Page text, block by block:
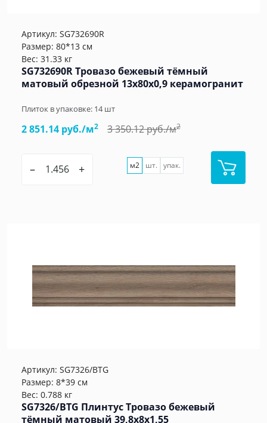
Артикул: SG732690R
Размер: 80*13 см
Вес: 31.33 кг
SG732690R Тровазо бежевый тёмный
матовый обрезной 13x80x0,9 керамогранит
Плиток в упаковке: 14шт
2 851.14 руб./м2 3 350.12 руб./м2
– + м2 шт. упак.
Артикул: SG7326/BTG
Размер: 8*39 см
Вес: 0.788 кг
SG7326/BTG Плинтус Тровазо бежевый
тёмный матовый 39,8x8x1,55